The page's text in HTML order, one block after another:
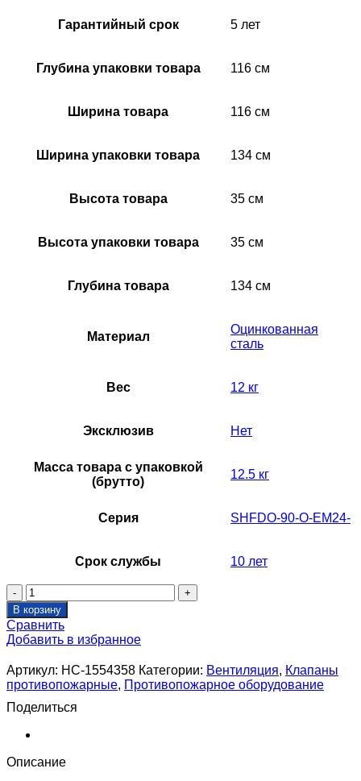
Гарантийный срок 5 лет
Глубина упаковки товара 116 см
Ширина товара 116 см
Ширина упаковки товара 134 см
Высота товара 35 см
Высота упаковки товара 35 см
Глубина товара 134 см
Материал
Оцинкованная
сталь
Вес 12 кг
Эксклюзив Нет
Масса товара с упаковкой
(брутто)
12.5 кг
Серия SHFDO-90-O-EM24-
Срок службы 10 лет
Количество
товара
Клапан
противопожарный
SHUFT
SHFDO-
90-
O-
1200_1100-
0-
0-
В корзину
Сравнить
Добавить в избранное
Артикул: НС-1554358 Категории: Вентиляция, Клапаны
противопожарные, Противопожарное оборудование
Поделиться
Описание